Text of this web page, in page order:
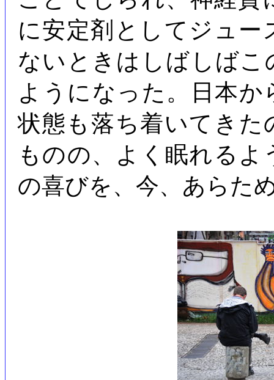
に安定剤としてジュ
ないときはしばしば
ようになった。日本
状態も落ち着いてきた
ものの、よく眠れる
の喜びを、今、あらた